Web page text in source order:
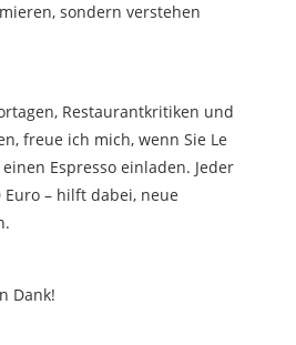
sondern verstehen
Restaurantkritiken und
freue ich mich, wenn Sie Le
Espresso einladen. Jeder
Euro – hilft dabei, neue
Dank!